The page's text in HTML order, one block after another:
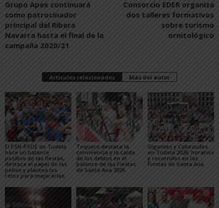
Grupo Apex continuará
como patrocinador
principal del Ribera
Navarra hasta el final de la
campaña 2020/21
Consorcio EDER organiza
dos talleres formativos
sobre turismo
ornitológico
Artículos relacionados Más del autor
El PSN-PSOE de Tudela
hace un balance
positivo de las fiestas,
destaca el papel de las
peñas y plantea los
retos para mejorarlas
Toquero destaca la
convivencia y la caída
de los delitos en el
balance de las Fiestas
de Santa Ana 2026
Gigantes y Cabezudos
en Tudela 2026: horarios
y recorridos en las
Fiestas de Santa Ana